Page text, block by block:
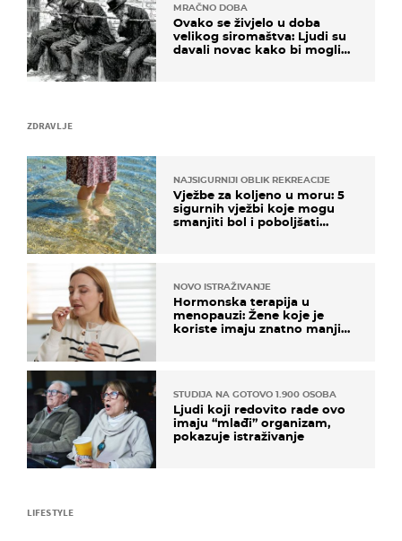
ZDRAVLJE
NAJSIGURNIJI OBLIK REKREACIJE
Vježbe za koljeno u moru: 5
sigurnih vježbi koje mogu
smanjiti bol i poboljšati
NOVO ISTRAŽIVANJE
Hormonska terapija u
menopauzi: Žene koje je
koriste imaju znatno manji
STUDIJA NA GOTOVO 1.900 OSOBA
Ljudi koji redovito rade ovo
imaju “mlađi” organizam,
pokazuje istraživanje
MRAČNO DOBA
Ovako se živjelo u doba
velikog siromaštva: Ljudi su
davali novac kako bi mogli
LIFESTYLE